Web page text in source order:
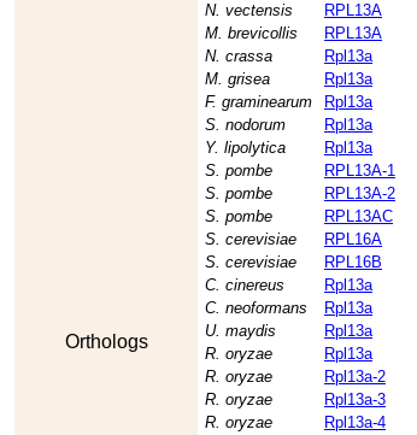
Orthologs
N. vectensis
RPL13A
M. brevicollis
RPL13A
N. crassa
Rpl13a
M. grisea
Rpl13a
F. graminearum
Rpl13a
S. nodorum
Rpl13a
Y. lipolytica
Rpl13a
S. pombe
RPL13A-1
S. pombe
RPL13A-2
S. pombe
RPL13AC
S. cerevisiae
RPL16A
S. cerevisiae
RPL16B
C. cinereus
Rpl13a
C. neoformans
Rpl13a
U. maydis
Rpl13a
R. oryzae
Rpl13a
R. oryzae
Rpl13a-2
R. oryzae
Rpl13a-3
R. oryzae
Rpl13a-4